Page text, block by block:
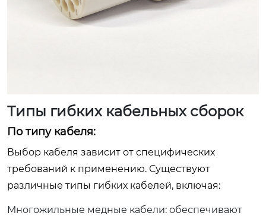
Типы гибких кабельных сборок
По типу кабеля:
Выбор кабеля зависит от специфических
требований к применению. Существуют
различные типы гибких кабелей, включая:
Многожильные медные кабели: обеспечивают